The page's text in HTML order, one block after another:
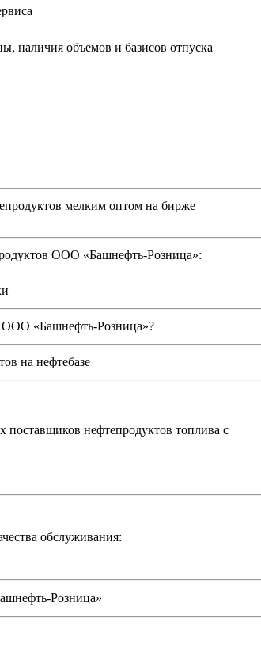
наличия объемов и базисов отпуска
мелким оптом на бирже
ООО «Башнефть-Розница»:
ООО «Башнефть-Розница»?
на нефтебазе
нефтепродуктов топлива с
обслуживания:
Розница»